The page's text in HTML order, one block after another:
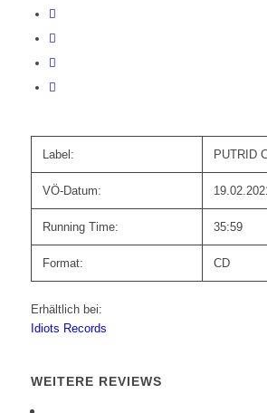
Label: PUTRID
VÖ-Datum:
Running Time: 35:59
Format: CD
Erhältlich bei:
Idiots Records
WEITERE REVIEWS